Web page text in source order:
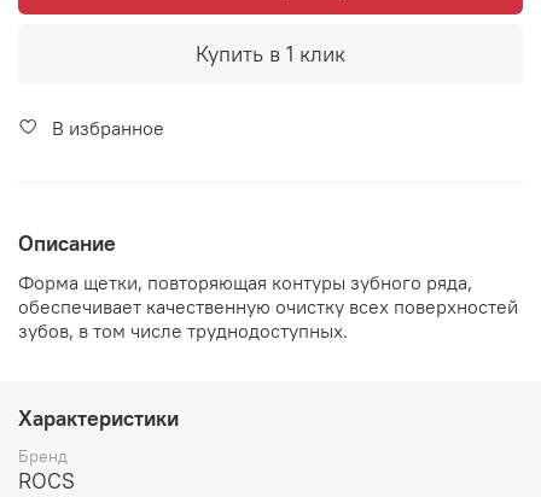
Купить в 1 клик
В избранное
Описание
Форма щетки, повторяющая контуры зубного ряда,
обеспечивает качественную очистку всех поверхностей
зубов, в том числе труднодоступных.
Характеристики
Бренд
ROCS